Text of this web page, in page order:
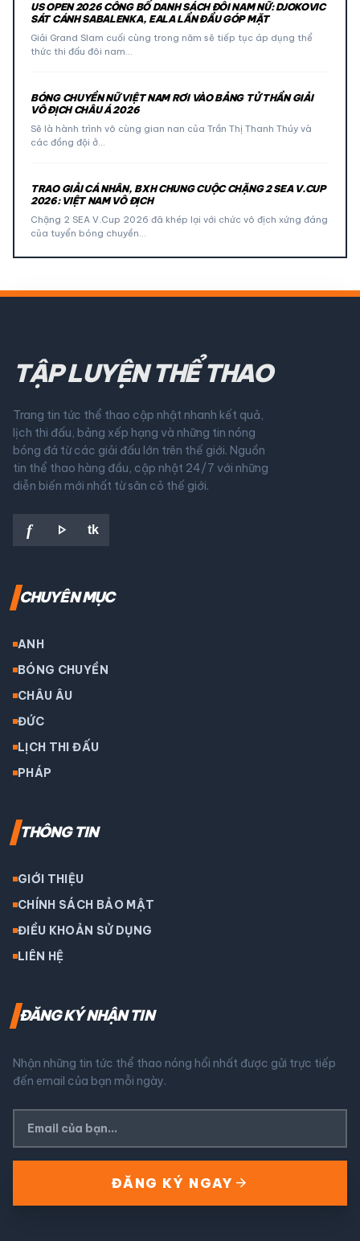
US OPEN 2026 CÔNG BỐ DANH SÁCH ĐÔI NAM NỮ: DJOKOVIC
SÁT CÁNH SABALENKA, EALA LẦN ĐẦU GÓP MẶT
Giải Grand Slam cuối cùng trong năm sẽ tiếp tục áp dụng thể
thức thi đấu đôi nam…
BÓNG CHUYỀN NỮ VIỆT NAM RƠI VÀO BẢNG TỬ THẦN GIẢI
VÔ ĐỊCH CHÂU Á 2026
Sẽ là hành trình vô cùng gian nan của Trần Thị Thanh Thúy và
các đồng đội ở…
TRAO GIẢI CÁ NHÂN, BXH CHUNG CUỘC CHẶNG 2 SEA V.CUP
2026: VIỆT NAM VÔ ĐỊCH
Chặng 2 SEA V.Cup 2026 đã khép lại với chức vô địch xứng đáng
của tuyển bóng chuyền…
TẬP LUYỆN THỂ THAO
Trang tin tức thể thao cập nhật nhanh kết quả,
lịch thi đấu, bảng xếp hạng và những tin nóng
bóng đá từ các giải đấu lớn trên thế giới. Nguồn
tin thể thao hàng đầu, cập nhật 24/7 với những
diễn biến mới nhất từ sân cỏ thế giới.
f play_arrow tk
CHUYÊN MỤC
ANH
BÓNG CHUYỀN
CHÂU ÂU
ĐỨC
LỊCH THI ĐẤU
PHÁP
THÔNG TIN
GIỚI THIỆU
CHÍNH SÁCH BẢO MẬT
ĐIỀU KHOẢN SỬ DỤNG
LIÊN HỆ
ĐĂNG KÝ NHẬN TIN
Nhận những tin tức thể thao nóng hổi nhất được gửi trực tiếp
đến email của bạn mỗi ngày.
ĐĂNG KÝ NGAY arrow_forward